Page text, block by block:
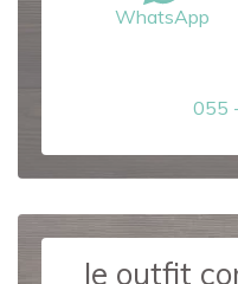
WhatsApp
055
Je outfit